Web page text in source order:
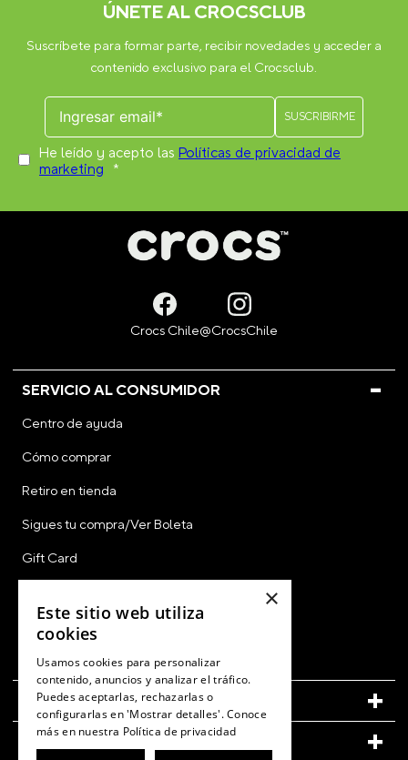
ÚNETE AL CROCSCLUB
Suscríbete para formar parte, recibir novedades y acceder a
contenido exclusivo para el Crocsclub.
He leído y acepto las Políticas de privacidad de
marketing *
SERVICIO AL CONSUMIDOR
Centro de ayuda
Cómo comprar
Retiro en tienda
Sigues tu compra/Ver Boleta
Gift Card
CyberMonday
Ver Boleta / Ticket de Cambio
CUENTA
LEGAL
×
Este sitio web utiliza
cookies
Usamos cookies para personalizar
contenido, anuncios y analizar el tráfico.
Puedes aceptarlas, rechazarlas o
configurarlas en 'Mostrar detalles'. Conoce
más en nuestra Política de privacidad